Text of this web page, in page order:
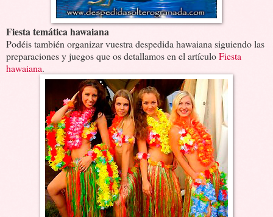
Fiesta temática hawaiana
Podéis también organizar vuestra despedida hawaiana siguiendo las
preparaciones y juegos que os detallamos en el artículoFiesta
hawaiana.